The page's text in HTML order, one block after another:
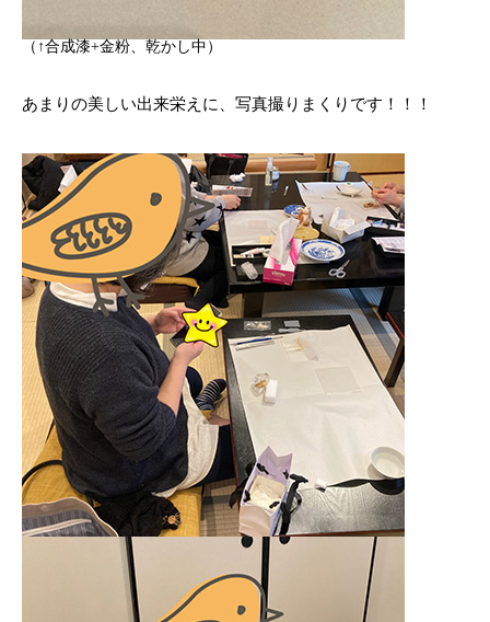
（↑合成漆+金粉、乾かし中）
あまりの美しい出来栄えに、写真撮りまくりです！！！